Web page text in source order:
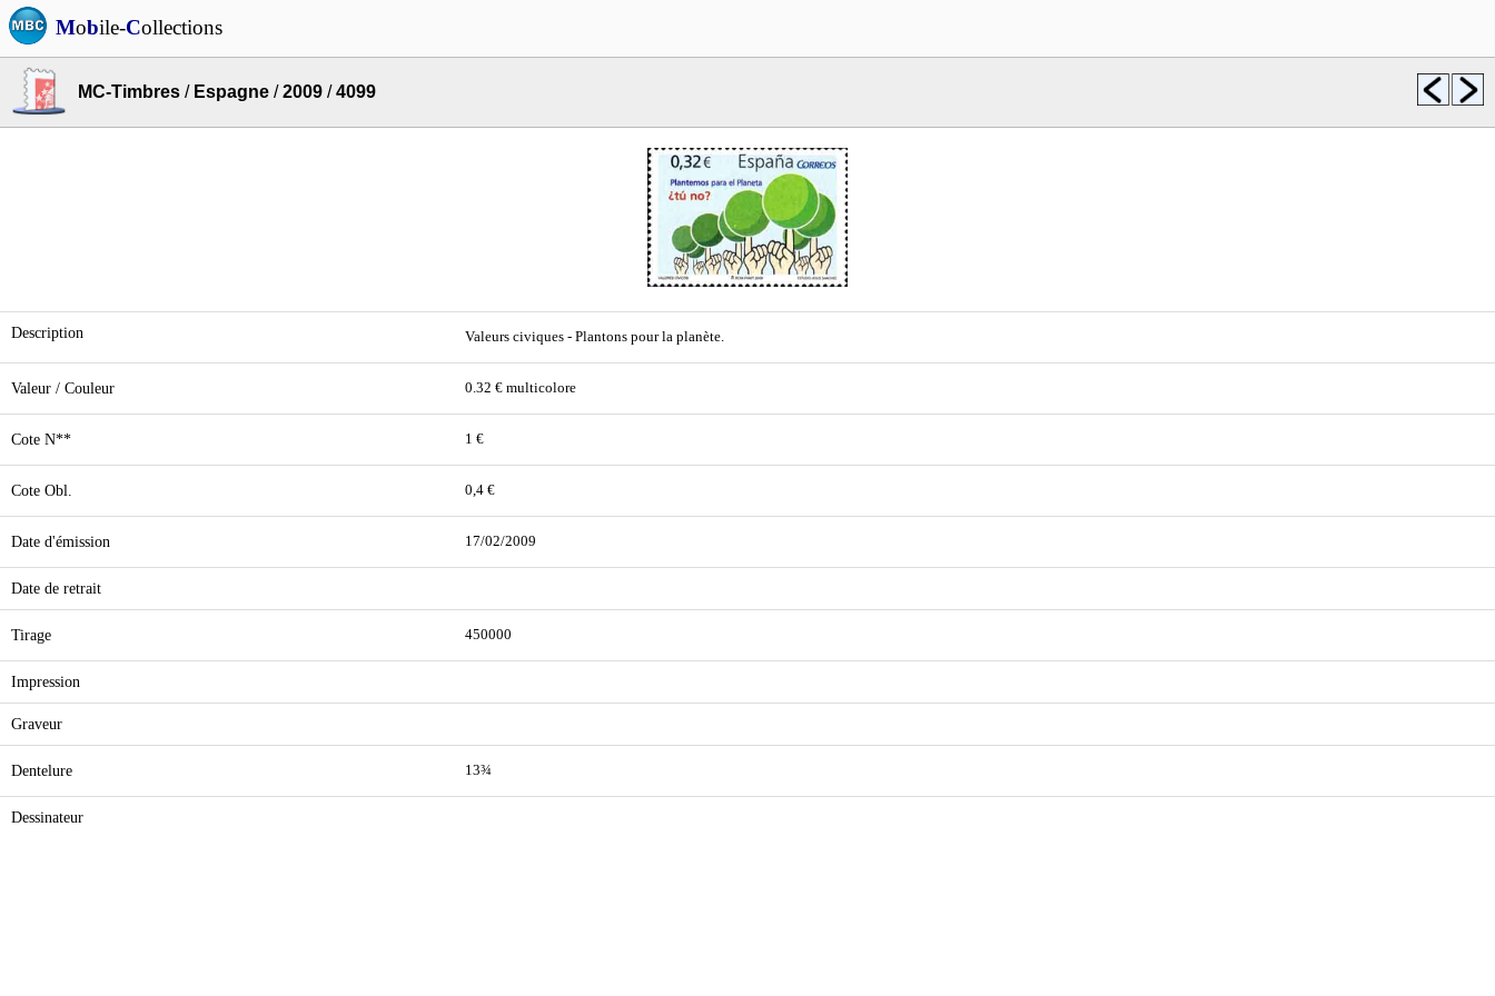
Mobile-Collections
MC-Timbres / Espagne /2009 /4099
Description Valeurs civiques - Plantons pour la planète.
Valeur / Couleur 0.32 € multicolore
Cote N** 1 €
Cote Obl. 0,4 €
Date d'émission 17/02/2009
Date de retrait
Tirage 450000
Impression
Graveur
Dentelure 13¾
Dessinateur